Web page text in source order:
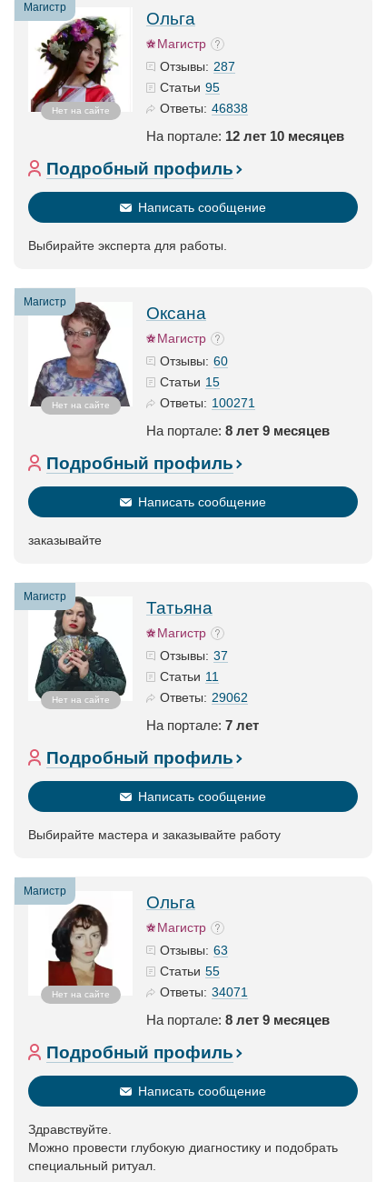
Магистр
Нет на сайте
Ольга
Магистр
Отзывы: 287
Статьи 95
Ответы: 46838
На портале: 12 лет 10 месяцев
Подробный профиль
Написать сообщение
Выбирайте эксперта для работы.
Магистр
Нет на сайте
Оксана
Магистр
Отзывы: 60
Статьи 15
Ответы: 100271
На портале: 8 лет 9 месяцев
Подробный профиль
Написать сообщение
заказывайте
Магистр
Нет на сайте
Татьяна
Магистр
Отзывы: 37
Статьи 11
Ответы: 29062
На портале: 7 лет
Подробный профиль
Написать сообщение
Выбирайте мастера и заказывайте работу
Магистр
Нет на сайте
Ольга
Магистр
Отзывы: 63
Статьи 55
Ответы: 34071
На портале: 8 лет 9 месяцев
Подробный профиль
Написать сообщение
Здравствуйте.
Можно провести глубокую диагностику и подобрать
специальный ритуал.